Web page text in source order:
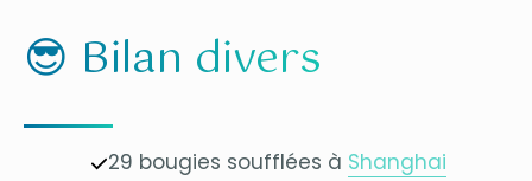
😎 Bilan divers
29 bougies soufflées à Shanghai